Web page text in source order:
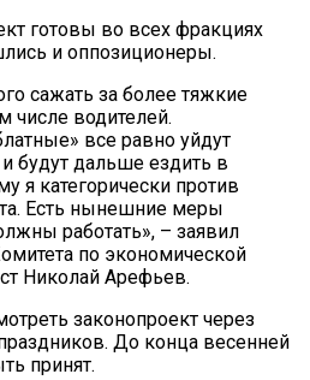
готовы во всех фракциях
и оппозиционеры.
сажать за более тяжкие
числе водителей.
все равно уйдут
и будут дальше ездить в
я категорически против
Есть нынешние меры
работать», – заявил
по экономической
Николай Арефьев.
законопроект через
До конца весенней
принят.